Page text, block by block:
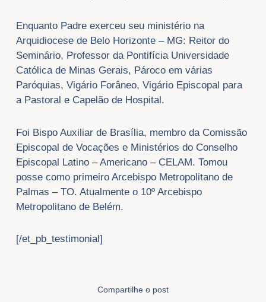
Enquanto Padre exerceu seu ministério na
Arquidiocese de Belo Horizonte – MG: Reitor do
Seminário, Professor da Pontifícia Universidade
Católica de Minas Gerais, Pároco em várias
Paróquias, Vigário Forâneo, Vigário Episcopal para
a Pastoral e Capelão de Hospital.
Foi Bispo Auxiliar de Brasília, membro da Comissão
Episcopal de Vocações e Ministérios do Conselho
Episcopal Latino – Americano – CELAM. Tomou
posse como primeiro Arcebispo Metropolitano de
Palmas – TO. Atualmente o 10º Arcebispo
Metropolitano de Belém.
[/et_pb_testimonial]
Compartilhe o post